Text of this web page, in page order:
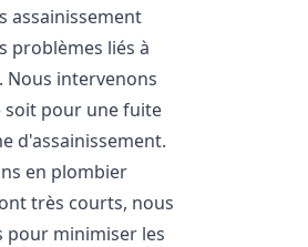
assainissement
problèmes liés à
Nous intervenons
soit pour une fuite
d'assainissement.
en plombier
très courts, nous
pour minimiser les